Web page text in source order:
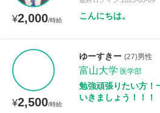
¥2,000/時給 こんにちは。
¥2,500/時給
ゆーすきー (27)男性
富山大学 医学部
勉強頑張りたい方！
いきましょう！！！